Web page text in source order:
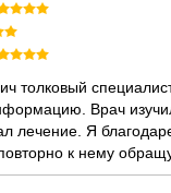
толковый
Врач
лечение. Я
к нему